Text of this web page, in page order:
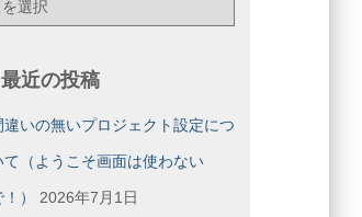
最近の投稿
違いの無いプロジェクト設定につ
て（ようこそ画面は使わない
） 2026年7月1日